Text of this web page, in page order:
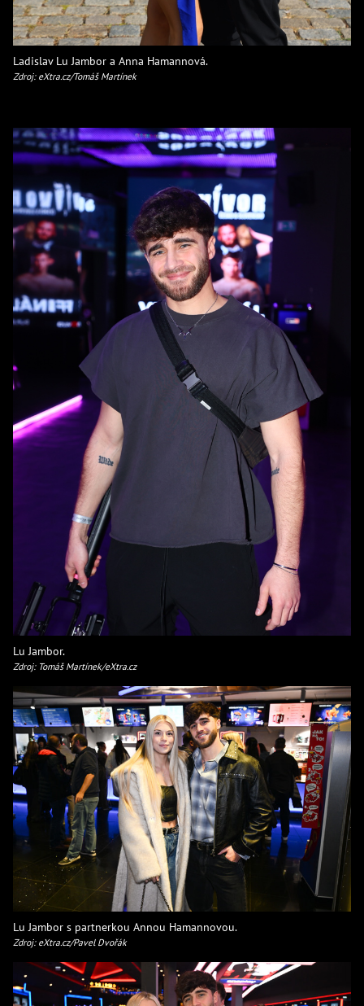
Ladislav Lu Jambor a Anna Hamannová.
Zdroj: eXtra.cz/Tomáš Martínek
Lu Jambor.
Zdroj: Tomáš Martínek/eXtra.cz
Lu Jambor s partnerkou Annou Hamannovou.
Zdroj: eXtra.cz/Pavel Dvořák